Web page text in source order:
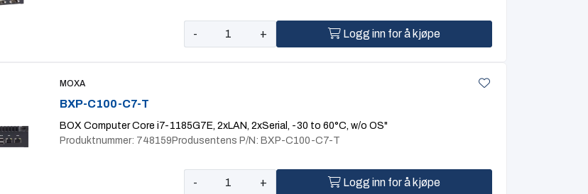
- + Logg inn for å kjøpe
MOXA
BXP-C100-C7-T
BOX Computer Core i7-1185G7E, 2xLAN, 2xSerial, -30 to 60°C, w/o OS"
Produktnummer: 748159Produsentens P/N: BXP-C100-C7-T
- + Logg inn for å kjøpe